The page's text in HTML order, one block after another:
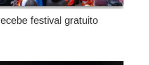
festival gratuito